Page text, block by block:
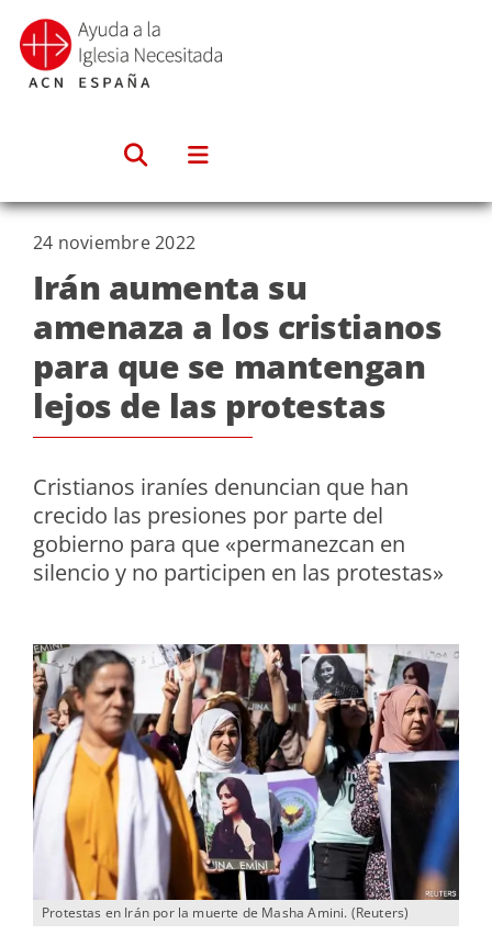
Saltar
contenido
Protestas en Irán por la muerte de Masha Amini. (Reuters)
24 noviembre 2022
Irán aumenta su
amenaza a los cristianos
para que se mantengan
lejos de las protestas
Cristianos iraníes denuncian que han
crecido las presiones por parte del
gobierno para que «permanezcan en
silencio y no participen en las protestas»